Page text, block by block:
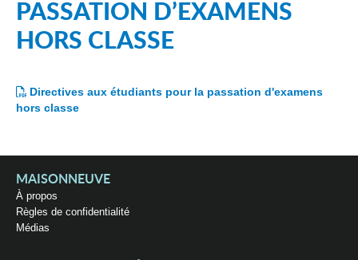
PASSATION D’EXAMENS
HORS CLASSE
Directives aux étudiants pour la passation d'examens
hors classe
MAISONNEUVE
À propos
Règles de confidentialité
Médias